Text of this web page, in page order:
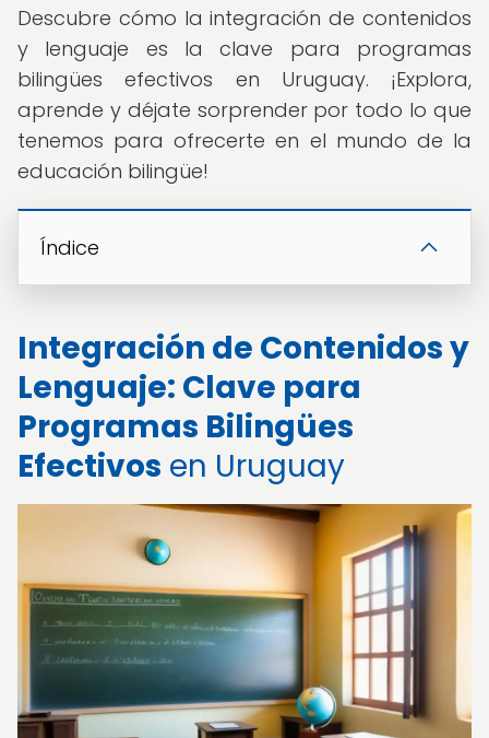
Descubre cómo la integración de contenidos
y lenguaje es la clave para programas
bilingües efectivos en Uruguay. ¡Explora,
aprende y déjate sorprender por todo lo que
tenemos para ofrecerte en el mundo de la
educación bilingüe!
Índice
Integración de Contenidos y
Lenguaje: Clave para
Programas Bilingües
Efectivos en Uruguay